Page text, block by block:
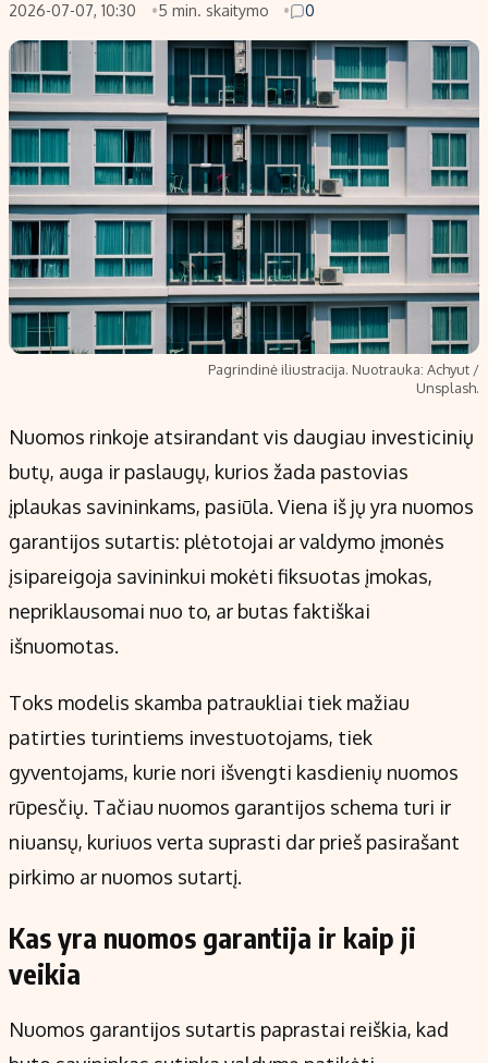
2026-07-07, 10:30
5 min. skaitymo 0
Pagrindinė iliustracija. Nuotrauka: Achyut /
Unsplash.
Nuomos rinkoje atsirandant vis daugiau investicinių
butų, auga ir paslaugų, kurios žada pastovias
įplaukas savininkams, pasiūla. Viena iš jų yra nuomos
garantijos sutartis: plėtotojai ar valdymo įmonės
įsipareigoja savininkui mokėti fiksuotas įmokas,
nepriklausomai nuo to, ar butas faktiškai
išnuomotas.
Toks modelis skamba patraukliai tiek mažiau
patirties turintiems investuotojams, tiek
gyventojams, kurie nori išvengti kasdienių nuomos
rūpesčių. Tačiau nuomos garantijos schema turi ir
niuansų, kuriuos verta suprasti dar prieš pasirašant
pirkimo ar nuomos sutartį.
Kas yra nuomos garantija ir kaip ji
veikia
Nuomos garantijos sutartis paprastai reiškia, kad